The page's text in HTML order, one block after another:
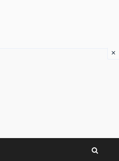
×